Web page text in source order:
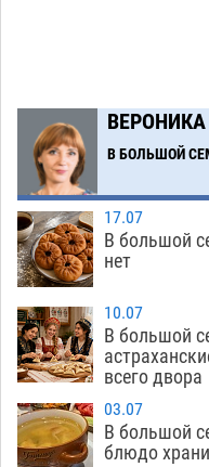
Астраханский
помойку
11:58
В Астрахани
похитил чужие
картами
11:20
Астраханцев
призами и
10:43
Астраханский
споре за
10:02
На
гандболисты
В БОЛЬШОЙ
17.07
В большой
нет
10.07
В большой
всего двора
03.07
В большой
блюдо